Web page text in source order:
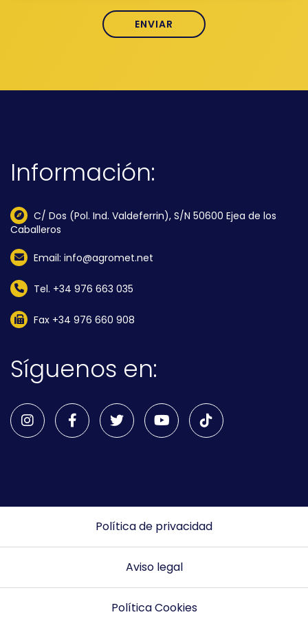
Información:
C/ Dos (Pol. Ind. Valdeferrin), S/N 50600 Ejea de los
Caballeros
Email: info@agromet.net
Tel. +34 976 663 035
Fax +34 976 660 908
Síguenos en:
Política de privacidad
Aviso legal
Política Cookies